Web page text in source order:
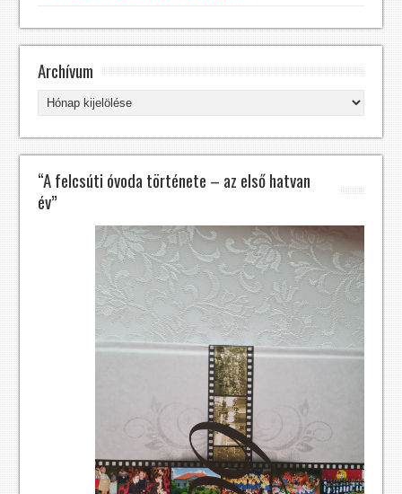
Archívum
Archívum
“A felcsúti óvoda története – az első hatvan
év”